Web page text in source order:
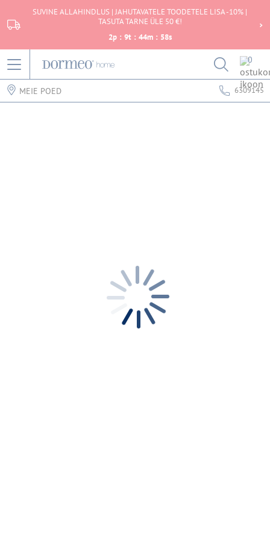
SUVINE ALLAHINDLUS | JAHUTAVATELE TOODETELE LISA -10% |
TASUTA TARNE ÜLE 50 €!
2p : 9t : 44m : 58s
0
MEIE POED 6309145